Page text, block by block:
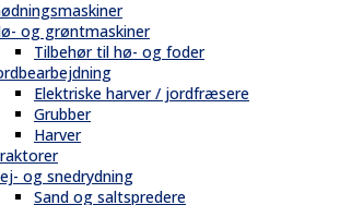
og grøntmaskiner
Tilbehør til hø- og foder
Elektriske harver / jordfræsere
Grubber
Harver
og snedrydning
Sand og saltspredere